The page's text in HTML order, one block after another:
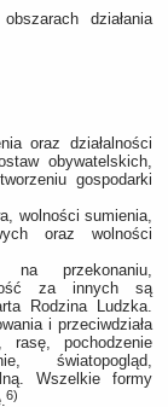
działania
oraz działalności
obywatelskich,
gospodarki
wolności sumienia,
oraz wolności
przekonaniu,
za innych są
Rodzina Ludzka.
i przeciwdziała
pochodzenie
światopogląd,
Wszelkie formy
6)